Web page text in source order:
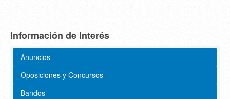
Información de Interés
Anuncios
Oposiciones y Concursos
Bandos